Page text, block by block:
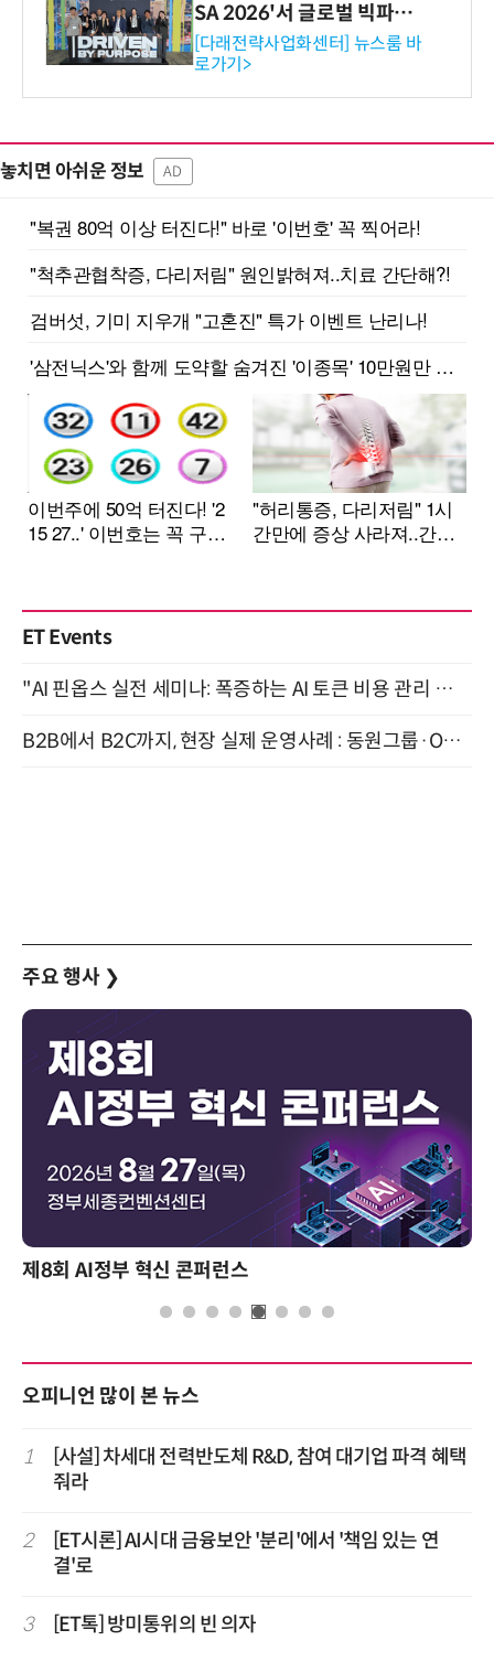
SA 2026'서 글로벌 빅파마
와의 비즈니스 미팅 지원…K
-바이오 해외 진출 교두보 확
보
[다래전략사업화센터] 뉴스룸 바
로가기>
놓치면 아쉬운 정보 AD
ET Events
"AI 핀옵스 실전 세미나: 폭증하는 AI 토큰 비용 관리 전략" 8월 21일 개최
B2B에서 B2C까지, 현장 실제 운영사례 : 동원그룹·OCI·다이닝브랜즈그룹·당근 (8/27)
주요 행사 ❯
제8회 AI정부 혁신 콘퍼런스
오피니언 많이 본 뉴스
1
[사설] 차세대 전력반도체 R&D, 참여 대기업 파격 혜택
줘라
2
[ET시론] AI시대 금융보안 '분리'에서 '책임 있는 연
결'로
3 [ET톡] 방미통위의 빈 의자